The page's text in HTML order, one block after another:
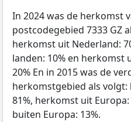
In 2024 was de herkomst
postcodegebied 7333 GZ
herkomst uit Nederland:
landen: 10% en herkomst
20% En in 2015 was de
herkomstgebied als
81%, herkomst uit
buiten Europa: 13%.